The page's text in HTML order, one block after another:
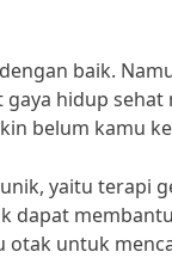
baik.
hidup
belum kamu
yaitu terapi
dapat
untuk